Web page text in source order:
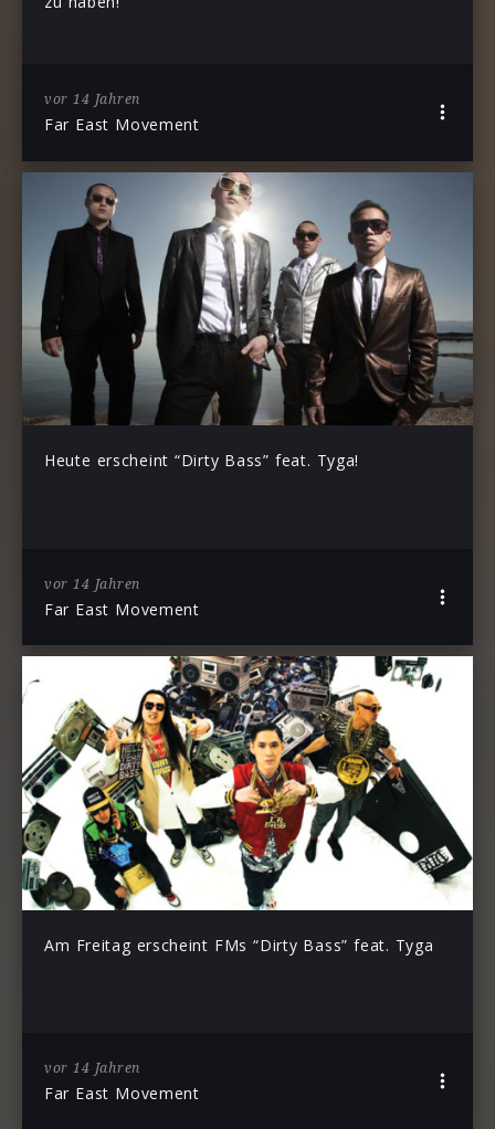
vor 14 Jahren
Far East Movement
Heute erscheint “Dirty Bass” feat. Tyga!
vor 14 Jahren
Far East Movement
Am Freitag erscheint FMs “Dirty Bass” feat. Tyga
vor 14 Jahren
Far East Movement